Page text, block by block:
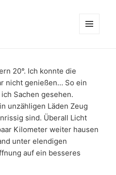
20°. Ich konnte die
nicht genießen… So ein
Sachen gesehen.
unzähligen Läden Zeug
sind. Überall Licht
Kilometer weiter hausen
unter elendigen
auf ein besseres